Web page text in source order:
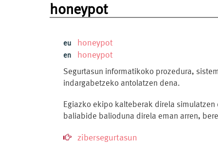
honeypot
eu honeypot
en honeypot
Segurtasun informatikoko prozedura,
indargabetzeko antolatzen dena.
Egiazko ekipo kalteberak direla
baliabide balioduna direla eman arren,
zibersegurtasun